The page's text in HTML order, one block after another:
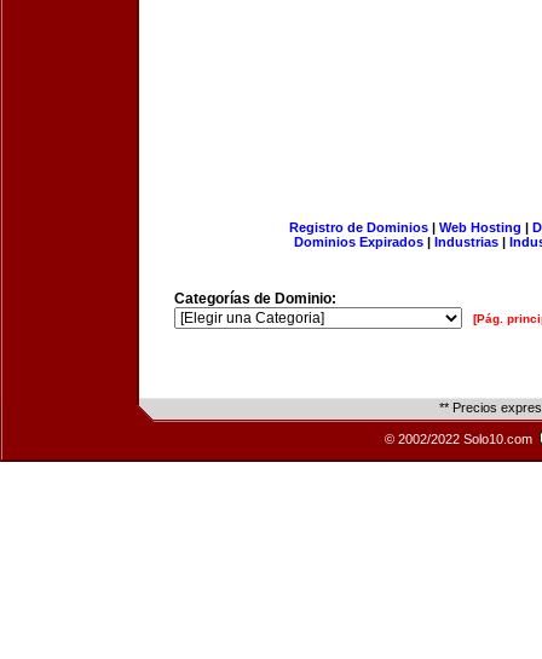
Registro de Dominios| Web Hosting |
Dominios Expirados | Industrias |
Categorías de Dominio:
[Pág.
** Precios
© 2002/2022 Solo10.com